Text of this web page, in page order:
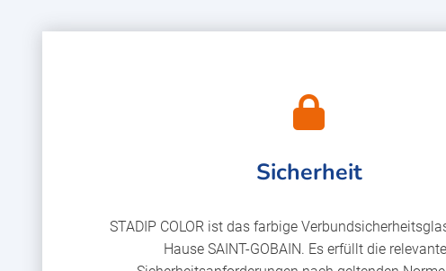
Sicherheit
STADIP COLOR ist das farbige
Hause SAINT-GOBAIN. Es erfüllt die